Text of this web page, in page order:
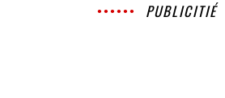
PUBLICITIÉ